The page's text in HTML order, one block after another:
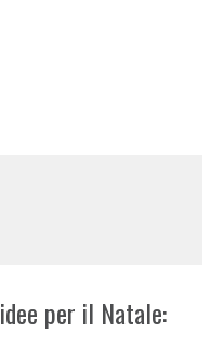
per il Natale: